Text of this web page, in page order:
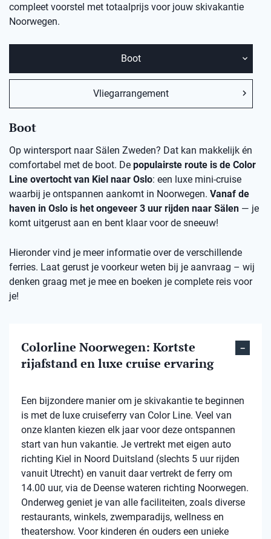
compleet voorstel met totaalprijs voor jouw skivakantie
Noorwegen.
Boot
Vliegarrangement
Boot
Op wintersport naar Sälen Zweden? Dat kan makkelijk én
comfortabel met de boot. De populairste route is de Color
Line overtocht van Kiel naar Oslo: een luxe mini-cruise
waarbij je ontspannen aankomt in Noorwegen. Vanaf de
haven in Oslo is het ongeveer 3 uur rijden naar Sälen — je
komt uitgerust aan en bent klaar voor de sneeuw!
Hieronder vind je meer informatie over de verschillende
ferries. Laat gerust je voorkeur weten bij je aanvraag – wij
denken graag met je mee en boeken je complete reis voor
je!
Colorline Noorwegen: Kortste
rijafstand en luxe cruise ervaring
Een bijzondere manier om je skivakantie te beginnen
is met de luxe cruiseferry van Color Line. Veel van
onze klanten kiezen elk jaar voor deze ontspannen
start van hun vakantie. Je vertrekt met eigen auto
richting Kiel in Noord Duitsland (slechts 5 uur rijden
vanuit Utrecht) en vanuit daar vertrekt de ferry om
14.00 uur, via de Deense wateren richting Noorwegen.
Onderweg geniet je van alle faciliteiten, zoals diverse
restaurants, winkels, zwemparadijs, wellness en
theatershow. Voor kinderen én ouders een unieke